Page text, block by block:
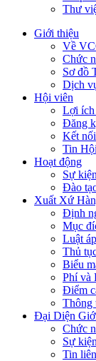
Thư
Giới thiệu
Về
Chức
Sơ đồ
Dịch
Hội viên
Lợi
Đăng
Kết
Tin
Hoạt động
Sự kiện
Đào
Xuất Xứ
Định
Mục
Luật
Thủ
Biểu
Phí và
Điểm
Thông
Đại Diện
Chức
Sự
Tin